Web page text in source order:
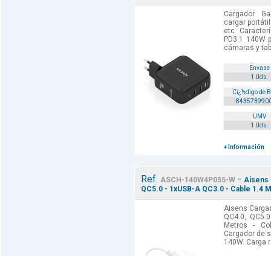
Cargador
cargar
etc
PD3.1 140W
cámaras y
Envase
1 Uds.
Cï¿½digo de
UMV
1 Uds.
+ Información
Ref. ASCH-140W4P055-W - Aisens
QC5.0 - 1xUSB-A QC3.0 - Cable 1.4
Aisens
QC4.0,
Metros -
Cargador de
140W. Carga